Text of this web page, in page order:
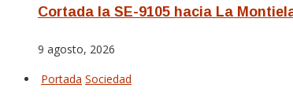
Cortada la SE-9105 hacia La
9 agosto, 2026
Portada Sociedad